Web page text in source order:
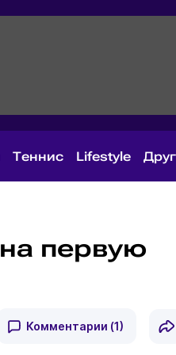
Теннис Lifestyle
первую
Комментарии (1)